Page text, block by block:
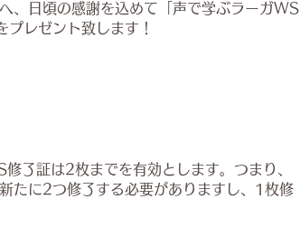
日頃の感謝を込めて「声で学ぶラーガWS
レゼント致します！
証は2枚までを有効とします。つまり、
たに2つ修了する必要がありますし、1枚修